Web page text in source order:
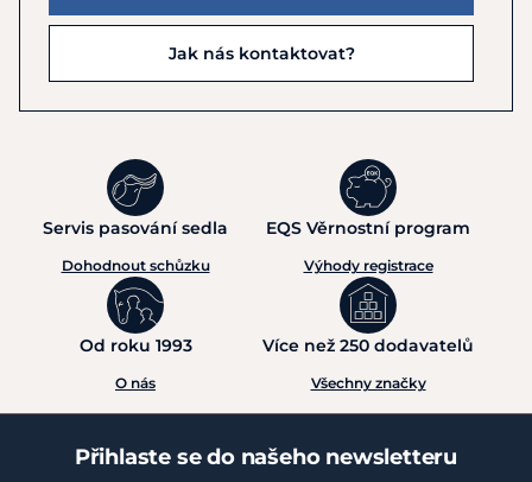
Jak nás kontaktovat?
Servis pasování sedla
Dohodnout schůzku
EQS Věrnostní program
Výhody registrace
Od roku 1993
O nás
Více než 250 dodavatelů
Všechny značky
Přihlaste se do našeho newsletteru